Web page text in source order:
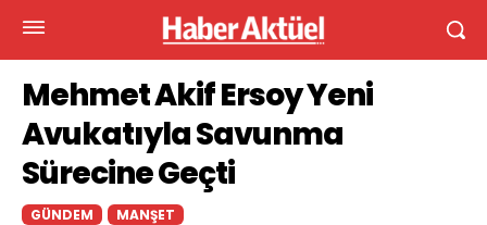
Mehmet Akif Ersoy Yeni
Avukatıyla Savunma
Sürecine Geçti
GÜNDEM MANŞET